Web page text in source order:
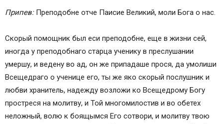
Припев:Преподобне отче Паисие Великий, моли Бога о нас.
Скорый помощник был еси преподобне, еще в жизни сей,
иногда у преподобнаго старца ученику в преслушании
умершу, и ведену во ад, он же припадаше прося, да умолиши
Всещедраго о ученице его, ты же яко скорый послушник и
любви хранитель, надежду возложи ко Всещедрому Богу
простреся на молитву, и Той многомилостив и во обетех
неложный, волю к боящымся Его сотвори, и молитву твою